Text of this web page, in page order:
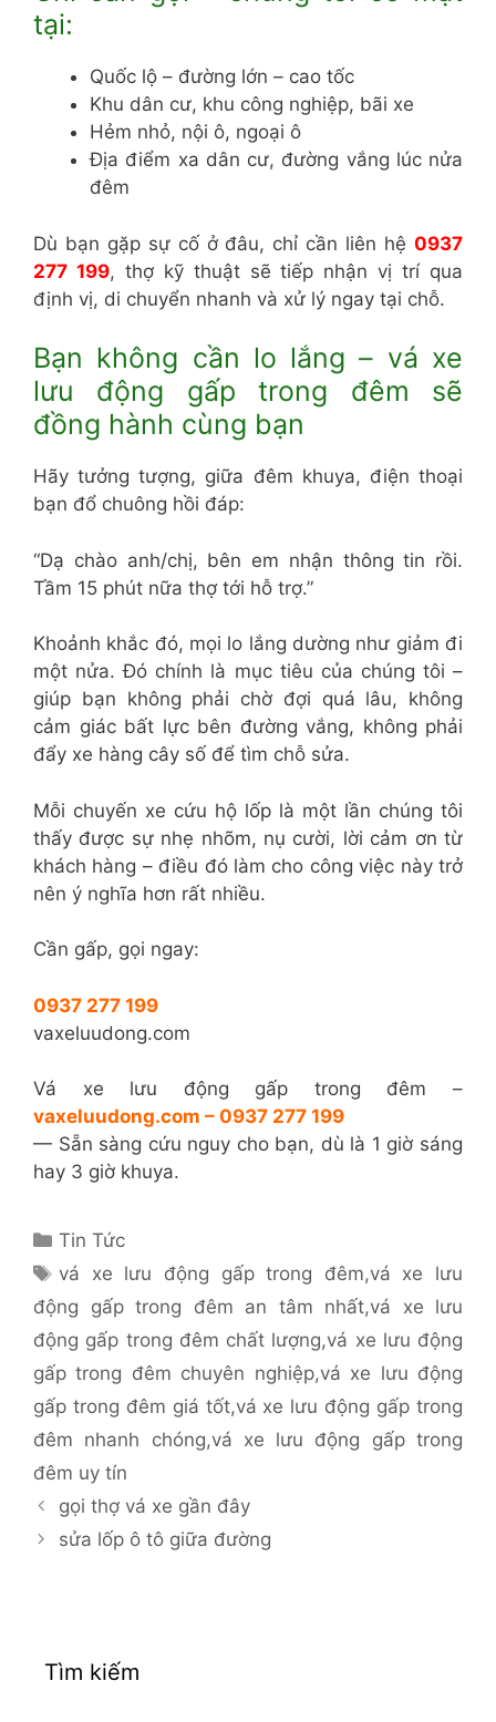
tại:
Quốc lộ – đường lớn – cao tốc
Khu dân cư, khu công nghiệp, bãi xe
Hẻm nhỏ, nội ô, ngoại ô
Địa điểm xa dân cư, đường vắng lúc nửa
đêm
Dù bạn gặp sự cố ở đâu, chỉ cần liên hệ 0937
277 199, thợ kỹ thuật sẽ tiếp nhận vị trí qua
định vị, di chuyển nhanh và xử lý ngay tại chỗ.
Bạn không cần lo lắng – vá xe
lưu động gấp trong đêm sẽ
đồng hành cùng bạn
Hãy tưởng tượng, giữa đêm khuya, điện thoại
bạn đổ chuông hồi đáp:
“Dạ chào anh/chị, bên em nhận thông tin rồi.
Tầm 15 phút nữa thợ tới hỗ trợ.”
Khoảnh khắc đó, mọi lo lắng dường như giảm đi
một nửa. Đó chính là mục tiêu của chúng tôi –
giúp bạn không phải chờ đợi quá lâu, không
cảm giác bất lực bên đường vắng, không phải
đẩy xe hàng cây số để tìm chỗ sửa.
Mỗi chuyến xe cứu hộ lốp là một lần chúng tôi
thấy được sự nhẹ nhõm, nụ cười, lời cảm ơn từ
khách hàng – điều đó làm cho công việc này trở
nên ý nghĩa hơn rất nhiều.
Cần gấp, gọi ngay:
0937 277 199
vaxeluudong.com
Vá xe lưu động gấp trong đêm –
vaxeluudong.com – 0937 277 199
— Sẵn sàng cứu nguy cho bạn, dù là 1 giờ sáng
hay 3 giờ khuya.
Danh
mục
Tin Tức
Thẻ
vá xe lưu động gấp trong đêm,vá xe lưu
động gấp trong đêm an tâm nhất,vá xe lưu
động gấp trong đêm chất lượng,vá xe lưu động
gấp trong đêm chuyên nghiệp,vá xe lưu động
gấp trong đêm giá tốt,vá xe lưu động gấp trong
đêm nhanh chóng,vá xe lưu động gấp trong
đêm uy tín
gọi thợ vá xe gần đây
sửa lốp ô tô giữa đường
Tìm kiếm